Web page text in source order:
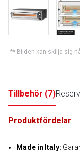
** Bilden kan skilja sig
Tillbehör (7)
Produktfördelar
Made in Italy: